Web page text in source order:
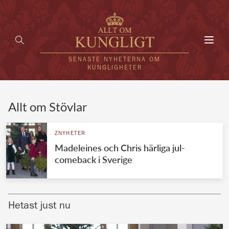
SENASTE NYHETERNA OM
KUNGLIGHETER
UTLÄNDSKT
VÄRLDENS KUNGAHUS
Brittiska kungahuset
Allt om Stövlar
ZNYHETER
Madeleines och Chris härliga jul-
comeback i Sverige
Hetast just nu